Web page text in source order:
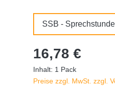
SSB -
16,78 €
Inhalt: 1 Pack
Preise zzgl. MwSt. zzgl.